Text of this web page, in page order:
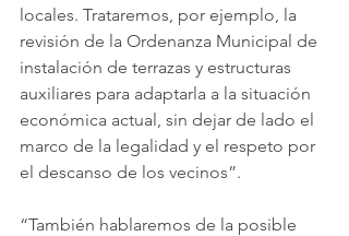
locales. Trataremos, por ejemplo, la
revisión de la Ordenanza Municipal de
instalación de terrazas y estructuras
auxiliares para adaptarla a la situación
económica actual, sin dejar de lado el
marco de la legalidad y el respeto por
el descanso de los vecinos”.
“También hablaremos de la posible